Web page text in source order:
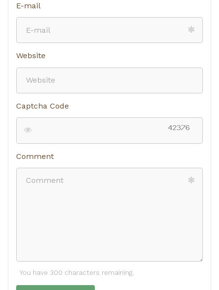
E-mail
Website
Captcha Code
Comment
You have 300 characters remaining.